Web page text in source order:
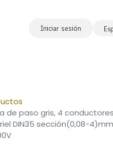
Iniciar sesión
de paso gris, 4
DIN35 sección(0,08-